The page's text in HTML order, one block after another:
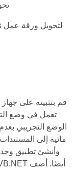
قم بتثبيته على
الوضع التجريبي
مائية إلى
وأنشئ تطبيق